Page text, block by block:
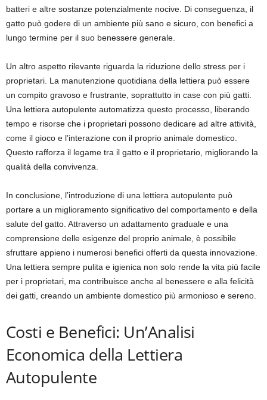
batteri e altre sostanze potenzialmente nocive. Di conseguenza, il
gatto può godere di un ambiente più sano e sicuro, con benefici a
lungo termine per il suo benessere generale.
Un altro aspetto rilevante riguarda la riduzione dello stress per i
proprietari. La manutenzione quotidiana della lettiera può essere
un compito gravoso e frustrante, soprattutto in case con più gatti.
Una lettiera autopulente automatizza questo processo, liberando
tempo e risorse che i proprietari possono dedicare ad altre attività,
come il gioco e l’interazione con il proprio animale domestico.
Questo rafforza il legame tra il gatto e il proprietario, migliorando la
qualità della convivenza.
In conclusione, l’introduzione di una lettiera autopulente può
portare a un miglioramento significativo del comportamento e della
salute del gatto. Attraverso un adattamento graduale e una
comprensione delle esigenze del proprio animale, è possibile
sfruttare appieno i numerosi benefici offerti da questa innovazione.
Una lettiera sempre pulita e igienica non solo rende la vita più facile
per i proprietari, ma contribuisce anche al benessere e alla felicità
dei gatti, creando un ambiente domestico più armonioso e sereno.
Costi e Benefici: Un’Analisi
Economica della Lettiera
Autopulente